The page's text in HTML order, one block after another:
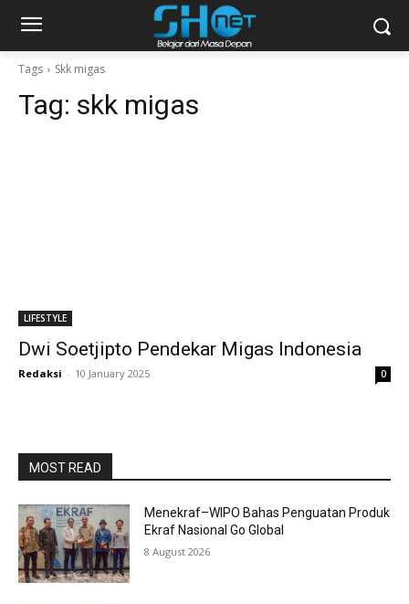
Tags Skk migas
Tag: skk migas
LIFESTYLE
Dwi Soetjipto Pendekar Migas Indonesia
Redaksi - 10 January 2025 0
MOST READ
Menekraf–WIPO Bahas Penguatan Produk
Ekraf Nasional Go Global
8 August 2026